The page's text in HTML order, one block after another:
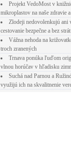
Projekt VedoMost v
mikroplastov na naše zdravie
Zlodeji nedovolenkujú
cestovanie bezpečne a bez strát
Vážna nehoda na
troch zranených
Trnava ponúka ľuďom
vlnou horúčav v hľadisku
Suchá nad Parnou a
využijú ich na skvalitnenie